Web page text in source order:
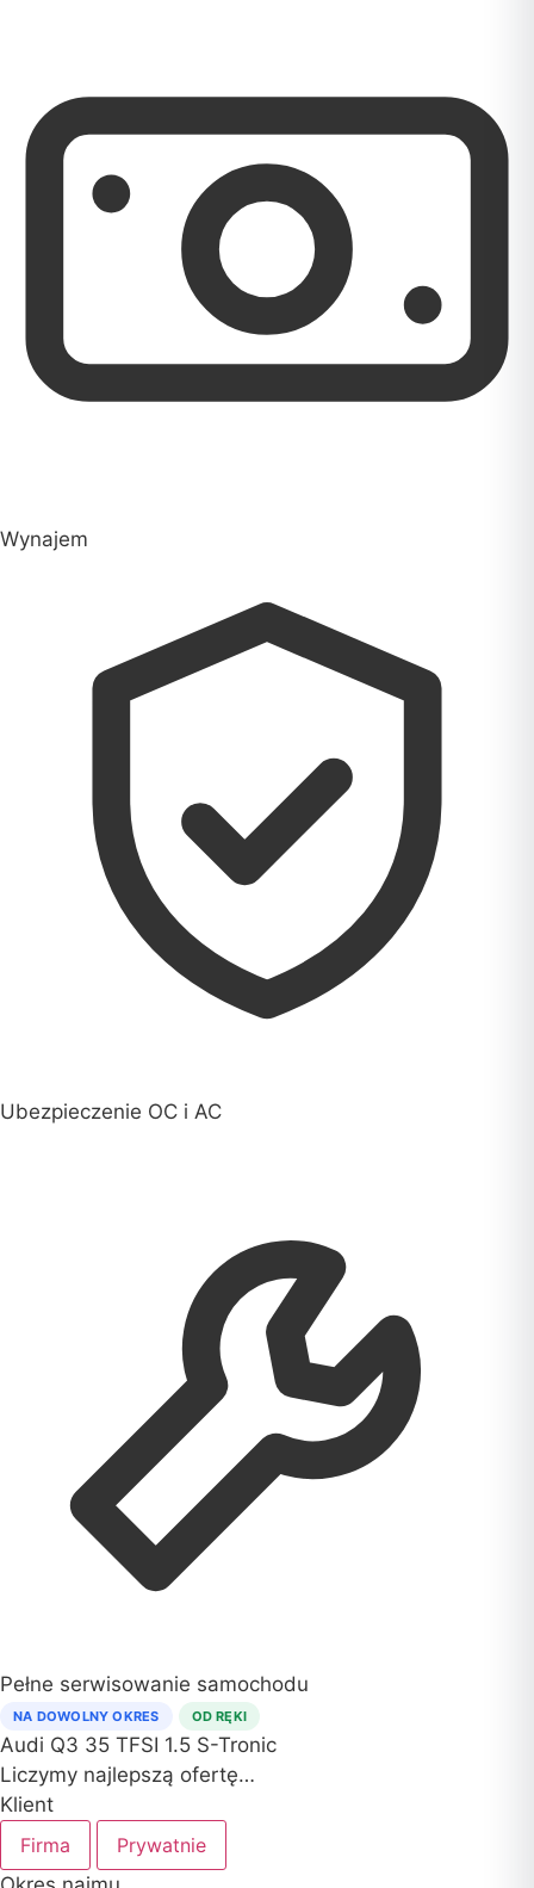
Wynajem
Ubezpieczenie OC i AC
Pełne serwisowanie samochodu
NA DOWOLNY OKRES OD RĘKI
Audi Q3 35 TFSI 1.5 S-Tronic
Liczymy najlepszą ofertę…
Klient
Firma
Prywatnie